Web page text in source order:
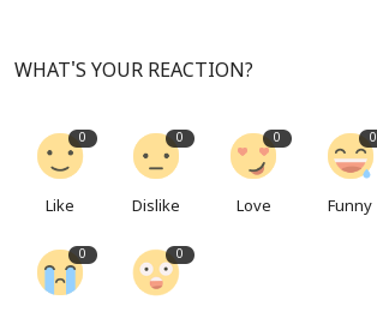
WHAT'S YOUR REACTION?
0
Like
0
Dislike
0
Love
0
Funny
0 0